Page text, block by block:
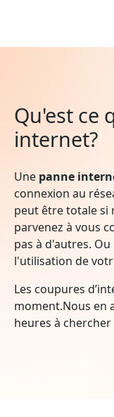
Qu'est ce
internet?
Une panne
connexion au
peut être totale si
parvenez à vous
pas à d'autres.
l'utilisation de
Les coupures
moment.Nous en
heures à